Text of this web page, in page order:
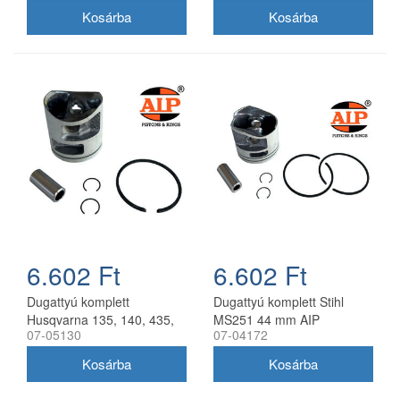
6.602 Ft
Dugattyú komplett
Husqvarna 135, 140, 435,
440 AIP 41 mm
07-05130
6.602 Ft
Dugattyú komplett Stihl
MS251 44 mm AIP
07-04172